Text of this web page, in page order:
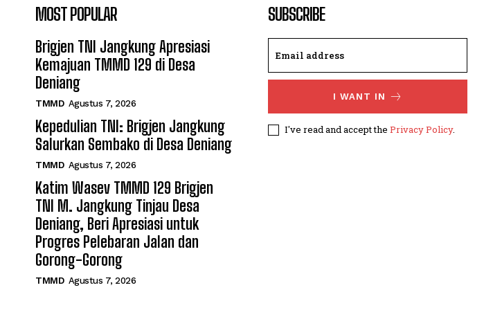
MOST POPULAR
Brigjen TNI Jangkung Apresiasi
Kemajuan TMMD 129 di Desa
Deniang
TMMD Agustus 7, 2026
Kepedulian TNI: Brigjen Jangkung
Salurkan Sembako di Desa Deniang
TMMD Agustus 7, 2026
Katim Wasev TMMD 129 Brigjen
TNI M. Jangkung Tinjau Desa
Deniang, Beri Apresiasi untuk
Progres Pelebaran Jalan dan
Gorong-Gorong
TMMD Agustus 7, 2026
SUBSCRIBE
I WANT IN
I've read and accept the Privacy Policy.